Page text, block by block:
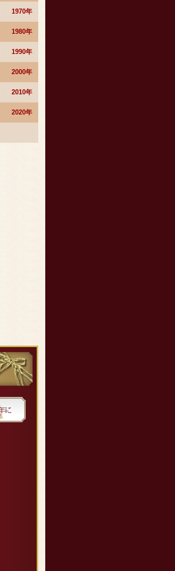
1970年
1980年
1990年
2000年
2010年
2020年